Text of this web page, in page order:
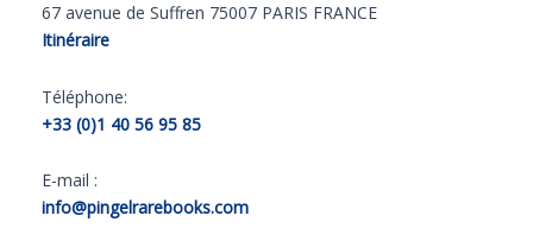
67 avenue de Suffren 75007 PARIS FRANCE
Itinéraire
Téléphone:
+33 (0)1 40 56 95 85
E-mail :
info@pingelrarebooks.com